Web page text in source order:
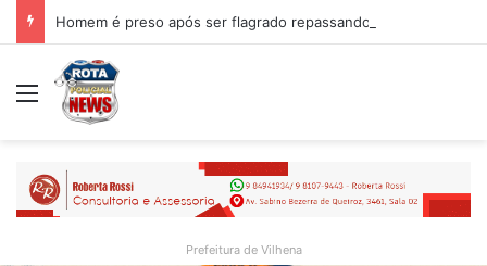
Menu
Prefeitura de Vilhena